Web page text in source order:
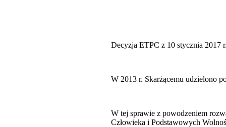
Decyzja ETPC z 10 stycznia 2017
W 2013 r. Skarżącemu udzielono
W tej sprawie z powodzeniem
Człowieka i Podstawowych